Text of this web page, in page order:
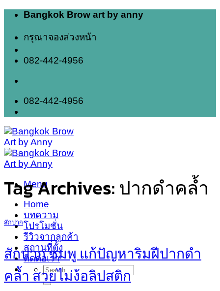
Skip
content
Bangkok Brow art by anny
กรุณาจองล่วงหน้า
082-442-4956
082-442-4956
Menu
Home
บทความ
โปรโมชั่น
รีวิวจากลูกค้า
สถานที่ตั้ง
ติดต่อเรา
Search
for:
Tag Archives:ปากดำคล้ำ
สักปาก
สักปาก ชมพู แก้ปัญหาริมฝีปากดำ
คล้ำ สวยไม่ง้อลิปสติก